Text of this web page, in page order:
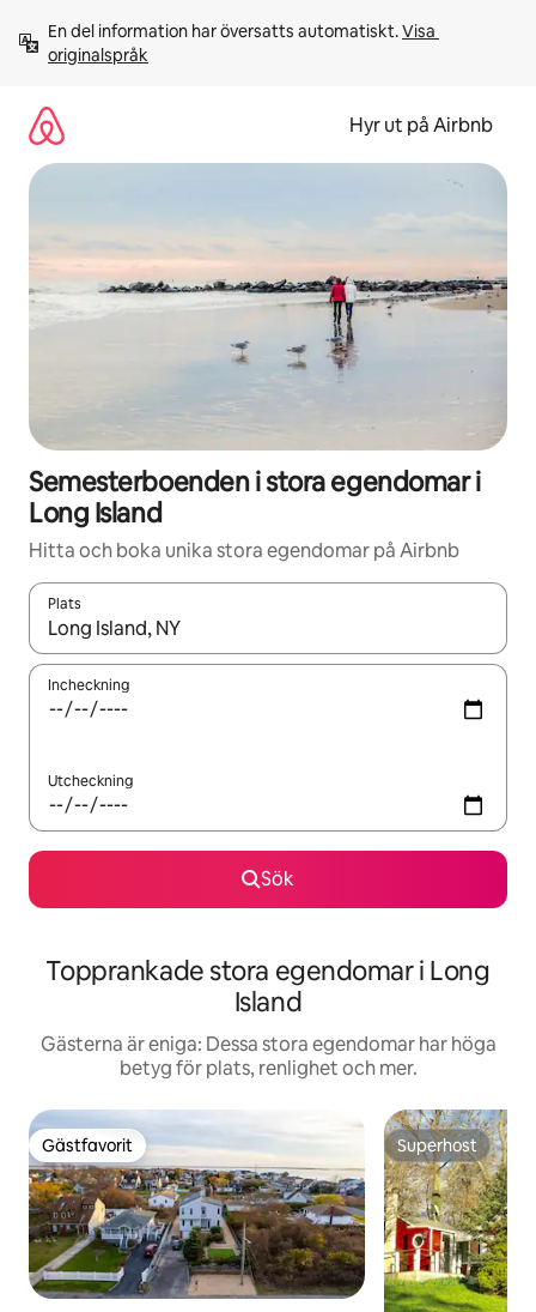
innehåll
En del information har översatts automatiskt. Visa
originalspråk
Hyr ut på Airbnb
Semesterboenden i stora egendomar i
Long Island
Hitta och boka unika stora egendomar på Airbnb
Plats
När resultaten är tillgängliga kan du navigera med upp- och
Incheckning
Utcheckning
Sök
Topprankade stora egendomar i Long
Island
Gästerna är eniga: Dessa stora egendomar har höga
betyg för plats, renlighet och mer.
Gästfavorit
Gästfavorit Superhost
Superhost